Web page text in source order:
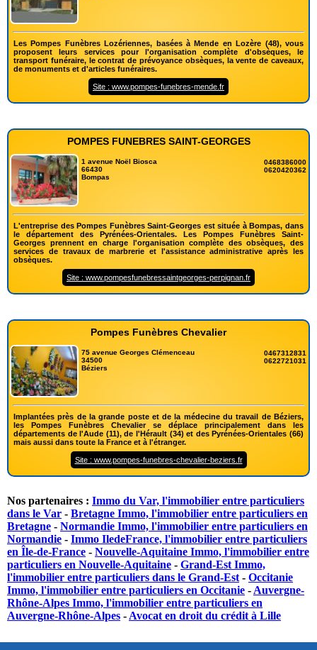
Les Pompes Funèbres Lozériennes, basées à Mende en Lozère (48), vous
proposent leurs services pour l'organisation complète d'obsèques, le
transport funéraire, le contrat de prévoyance obsèques, la vente de caveaux,
de monuments et d'articles funéraires.
Site : www.pompes-funebres-mende.fr
POMPES FUNEBRES SAINT-GEORGES
1 avenue Noël Biosca
66430
Bompas
0468386000
0620420362
L'entreprise des Pompes Funèbres Saint-Georges est située à Bompas, dans
le département des Pyrénées-Orientales. Les Pompes Funèbres Saint-
Georges prennent en charge l'organisation complète des obsèques, des
services de travaux de marbrerie et l'assistance administrative après les
obsèques.
Site : www.pompesfunebressaintgeorges-perpignan.fr
Pompes Funèbres Chevalier
75 avenue Georges Clémenceau
34500
Béziers
0467312831
0622721031
Implantées près de la grande poste et de la médecine du travail de Béziers,
les Pompes Funèbres Chevalier se déplace principalement dans les
départements de l'Aude (11), de l'Hérault (34) et des Pyrénées-Orientales (66)
mais aussi dans toute la France et à l'étranger.
Site : www.pompes-funebres-chevalier-beziers.fr
Nos partenaires : Immo du Var, l'immobilier entre particuliers
dans le Var - Bretagne Immo, l'immobilier entre particuliers en
Bretagne - Normandie Immo, l'immobilier entre particuliers en
Normandie - Immo IledeFrance, l'immobilier entre particuliers
en Île-de-France - Nouvelle-Aquitaine Immo, l'immobilier entre
particuliers en Nouvelle-Aquitaine - Grand-Est Immo,
l'immobilier entre particuliers dans le Grand-Est - Occitanie
Immo, l'immobilier entre particuliers en Occitanie - Auvergne-
Rhône-Alpes Immo, l'immobilier entre particuliers en
Auvergne-Rhône-Alpes - Avocat en droit du crédit à Lille